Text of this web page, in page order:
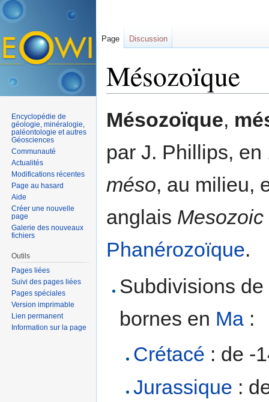
Mésozoïque
Mésozoïque,
par J. Phillips,
méso, au milieu,
anglais Mesozoic
Phanérozoïque.
Subdivisions
bornes en Ma :
Crétacé : de -
Jurassique :
Page Discussion
Encyclopédie de
géologie, minéralogie,
paléontologie et autres
Géosciences
Communauté
Actualités
Modifications récentes
Page au hasard
Aide
Créer une nouvelle
page
Galerie des nouveaux
fichiers
Outils
Pages liées
Suivi des pages liées
Pages spéciales
Version imprimable
Lien permanent
Information sur la page